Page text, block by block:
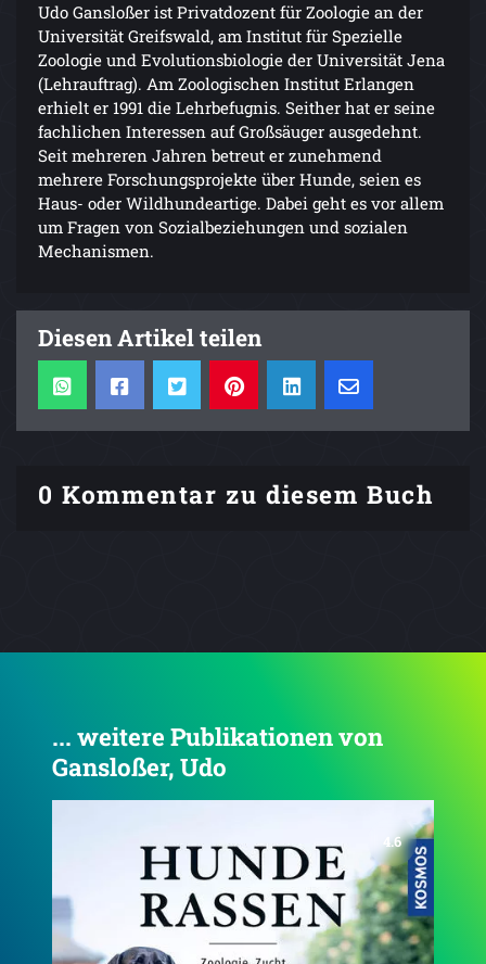
Udo Gansloßer ist Privatdozent für Zoologie an der
Universität Greifswald, am Institut für Spezielle
Zoologie und Evolutionsbiologie der Universität Jena
(Lehrauftrag). Am Zoologischen Institut Erlangen
erhielt er 1991 die Lehrbefugnis. Seither hat er seine
fachlichen Interessen auf Großsäuger ausgedehnt.
Seit mehreren Jahren betreut er zunehmend
mehrere Forschungsprojekte über Hunde, seien es
Haus- oder Wildhundeartige. Dabei geht es vor allem
um Fragen von Sozialbeziehungen und sozialen
Mechanismen.
Diesen Artikel teilen
0 Kommentar zu diesem Buch
... weitere Publikationen von
Gansloßer, Udo
4.4